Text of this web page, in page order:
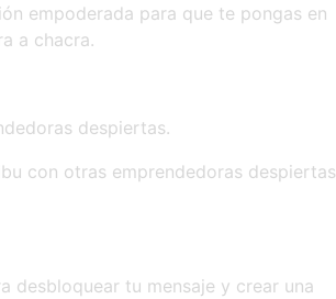
empoderada para que te pongas en
a chacra.
despiertas.
con otras emprendedoras despiertas
desbloquear tu mensaje y crear una